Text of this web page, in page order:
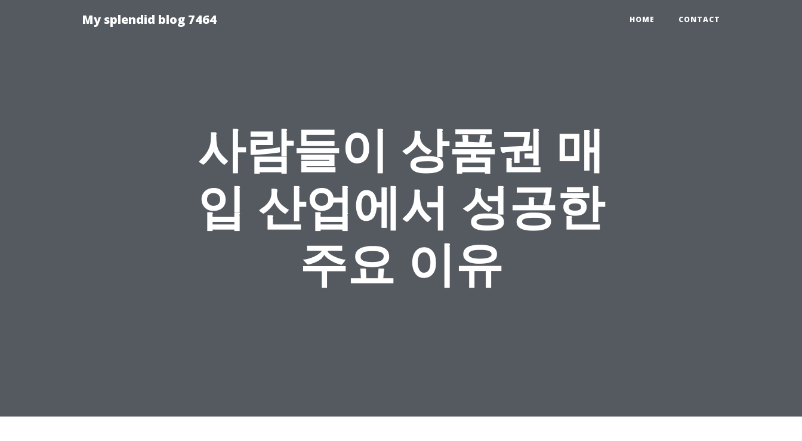
My splendid blog 7464 HOME CONTACT
사람들이 상품권 매
입 산업에서 성공한
주요 이유